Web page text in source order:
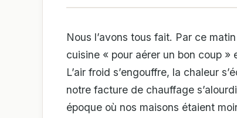
Nous l’avons tous fait. Par ce
cuisine « pour aérer un bon coup
L’air froid s’engouffre, la chaleur
notre facture de chauffage
époque où nos maisons étaient